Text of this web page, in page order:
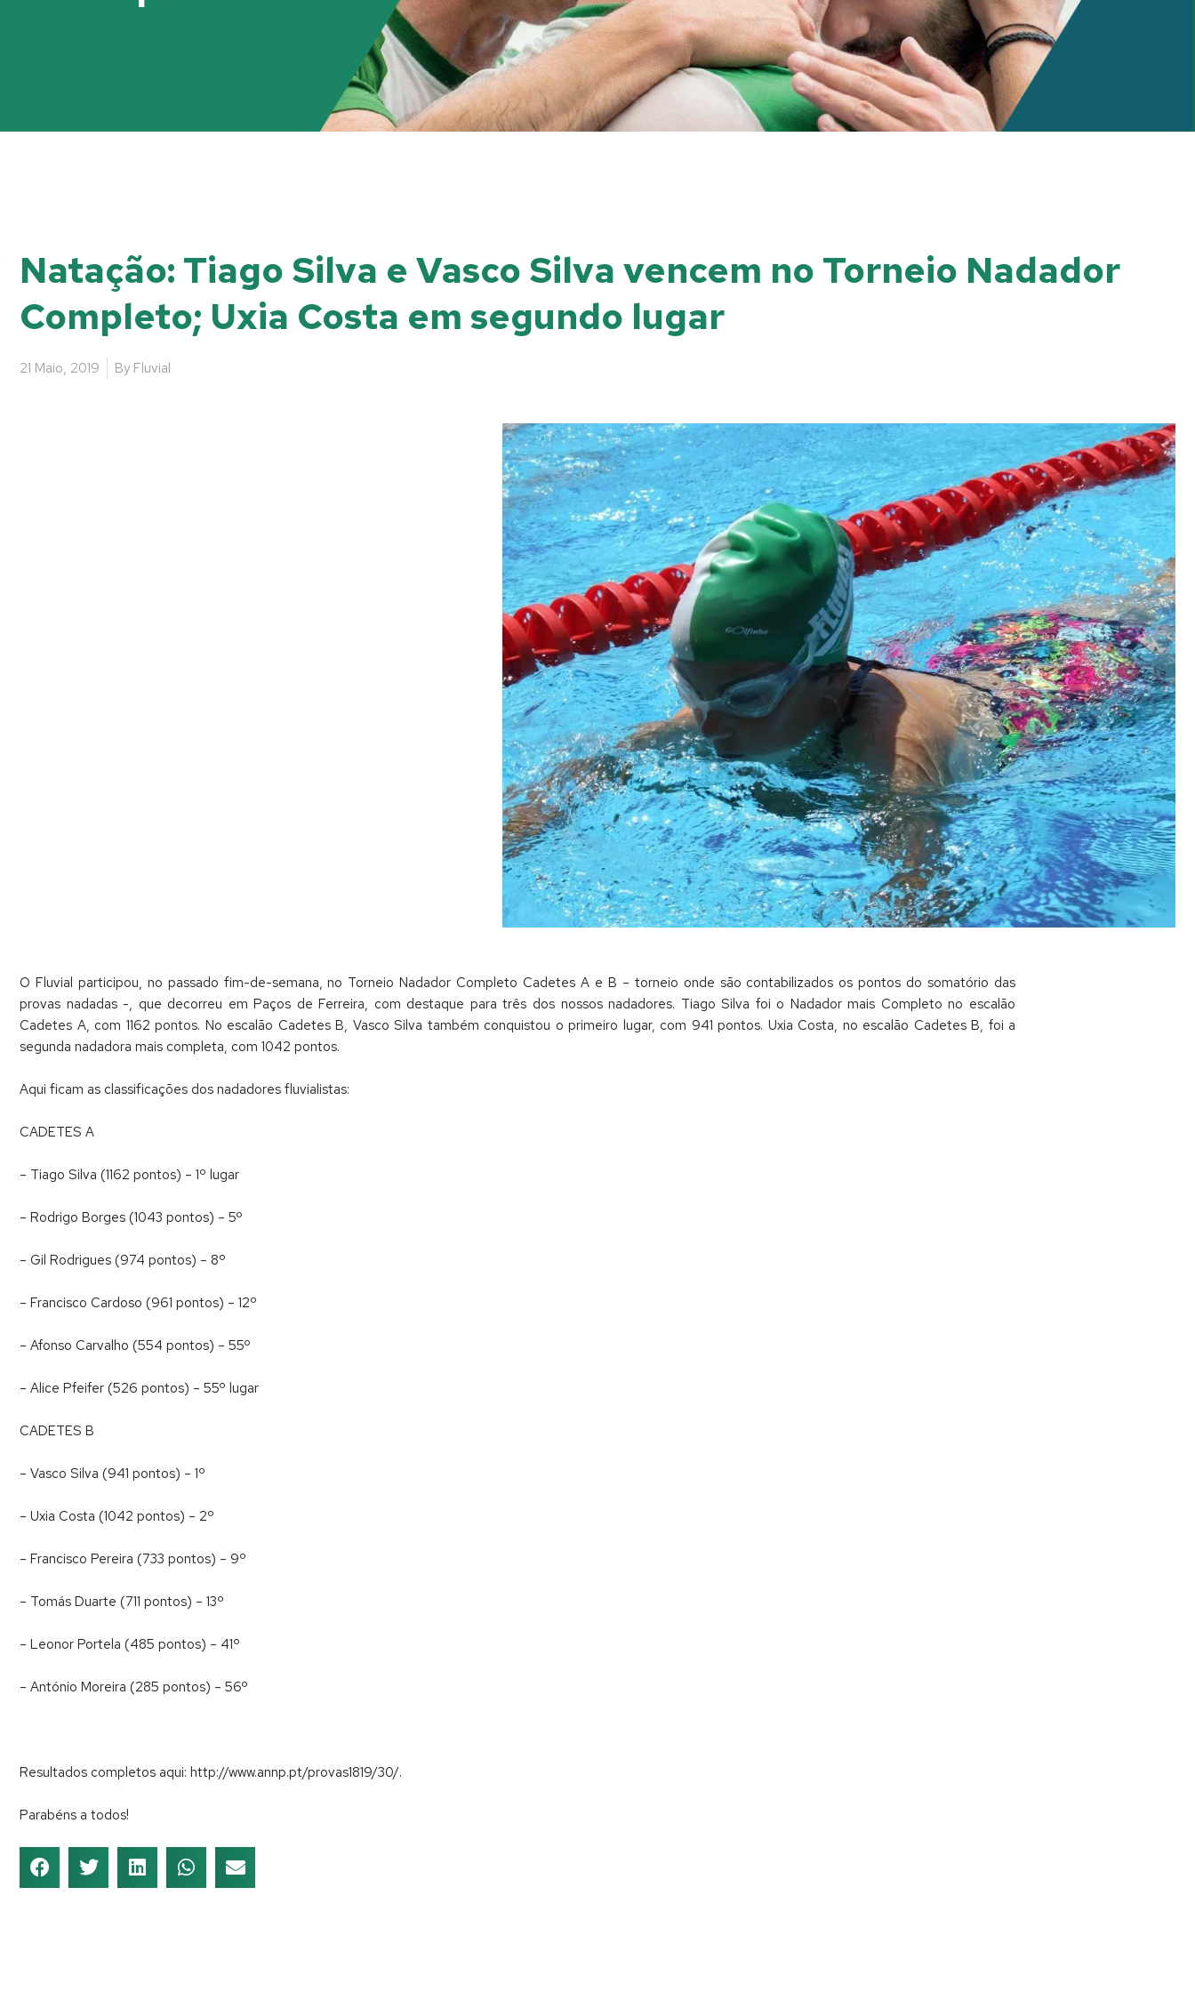
Natação: Tiago Silva e Vasco Silva vencem no Torneio Nadador
Completo; Uxia Costa em segundo lugar
21 Maio, 2019 By Fluvial
O Fluvial participou, no passado fim-de-semana, no Torneio Nadador Completo Cadetes A e B – torneio onde são contabilizados os pontos do somatório das
provas nadadas -, que decorreu em Paços de Ferreira, com destaque para três dos nossos nadadores. Tiago Silva foi o Nadador mais Completo no escalão
Cadetes A, com 1162 pontos. No escalão Cadetes B, Vasco Silva também conquistou o primeiro lugar, com 941 pontos. Uxia Costa, no escalão Cadetes B, foi a
segunda nadadora mais completa, com 1042 pontos.
Aqui ficam as classificações dos nadadores fluvialistas:
CADETES A
– Tiago Silva (1162 pontos) – 1º lugar
– Rodrigo Borges (1043 pontos) – 5º
– Gil Rodrigues (974 pontos) – 8º
– Francisco Cardoso (961 pontos) – 12º
– Afonso Carvalho (554 pontos) – 55º
– Alice Pfeifer (526 pontos) – 55º lugar
CADETES B
– Vasco Silva (941 pontos) – 1º
– Uxia Costa (1042 pontos) – 2º
– Francisco Pereira (733 pontos) – 9º
– Tomás Duarte (711 pontos) – 13º
– Leonor Portela (485 pontos) – 41º
– António Moreira (285 pontos) – 56º
Resultados completos aqui: http://www.annp.pt/provas1819/30/.
Parabéns a todos!